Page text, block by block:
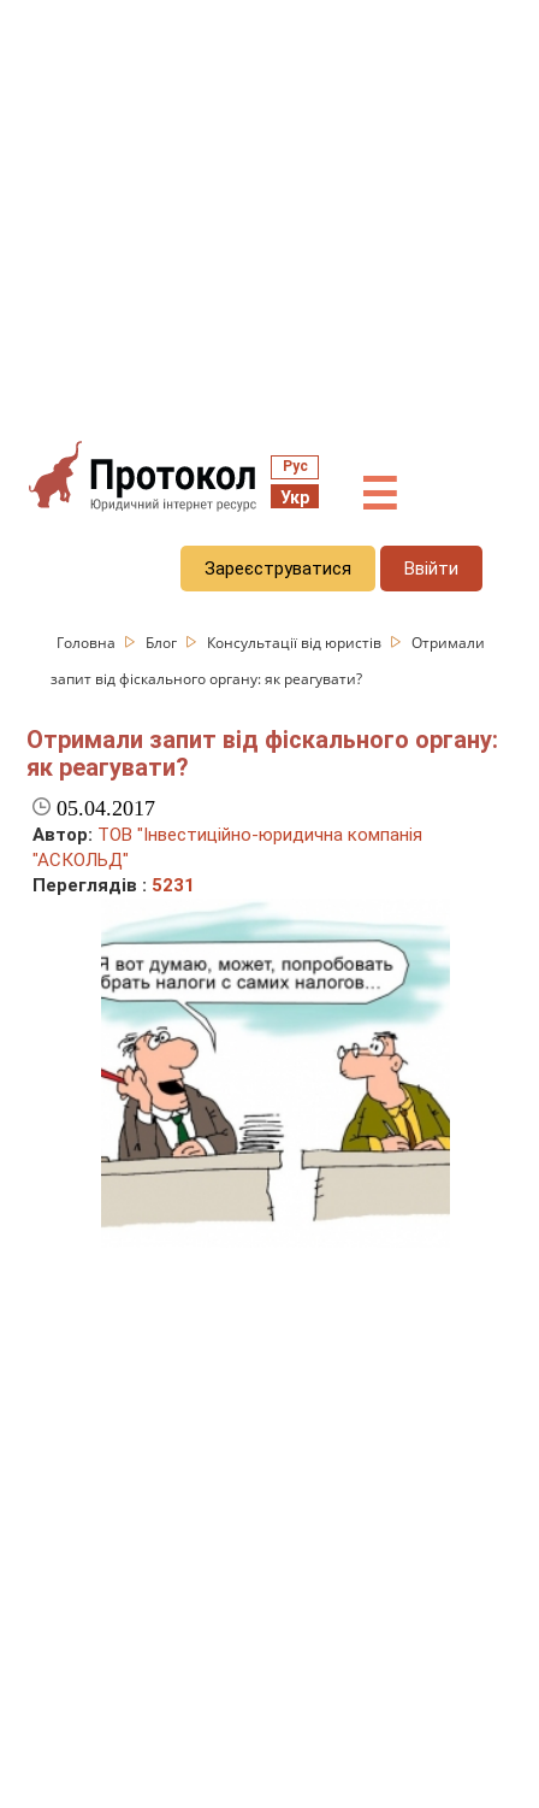
Рус
Укр ☰
Зареєструватися Ввійти
Головна Блог Консультації від юристів
Отримали
запит від фіскального органу: як реагувати?
Отримали запит від фіскального органу:
як реагувати?
05.04.2017
Автор: ТОВ "Інвестиційно-юридична компанія
"АСКОЛЬД"
Переглядів : 5231